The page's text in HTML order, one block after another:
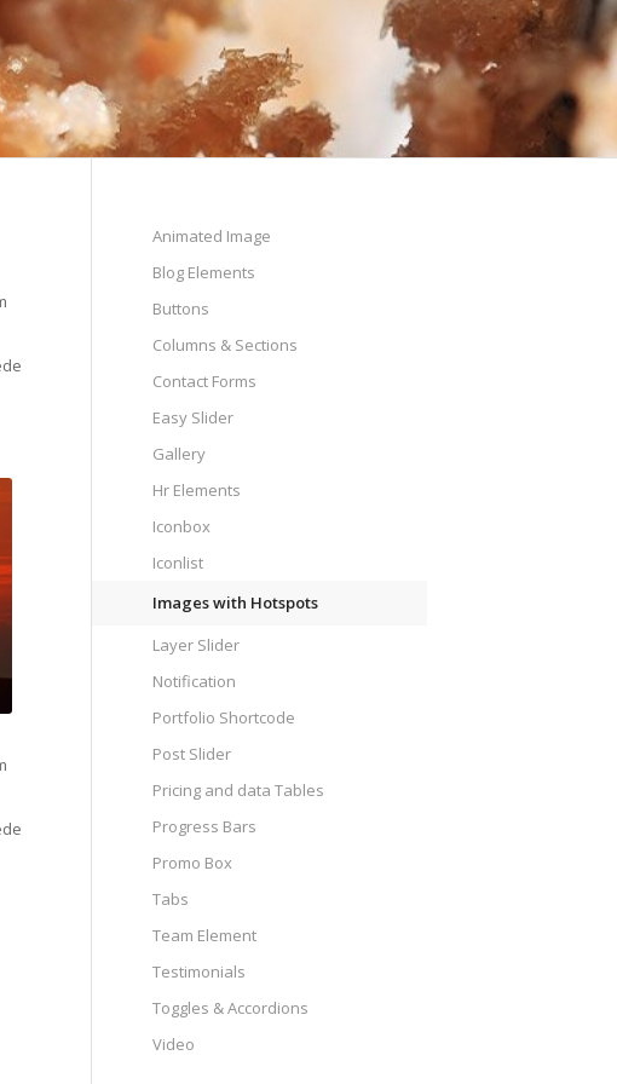
Animated Image
Blog Elements
Buttons
Columns & Sections
Contact Forms
Easy Slider
Gallery
Hr Elements
Iconbox
Iconlist
Images with Hotspots
Layer Slider
Notification
Portfolio Shortcode
Post Slider
Pricing and data Tables
Progress Bars
Promo Box
Tabs
Team Element
Testimonials
Toggles & Accordions
Video